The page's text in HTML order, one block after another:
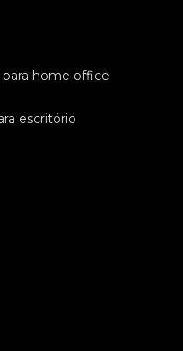
para home office
escritório